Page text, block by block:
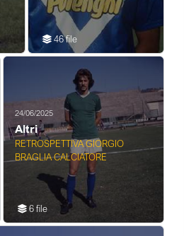
46 file
24/06/2025
Altri
RETROSPETTIVA GIORGIO
BRAGLIA CALCIATORE
6 file